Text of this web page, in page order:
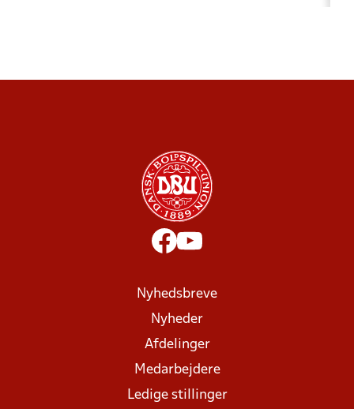
Nyhedsbreve
Nyheder
Afdelinger
Medarbejdere
Ledige stillinger